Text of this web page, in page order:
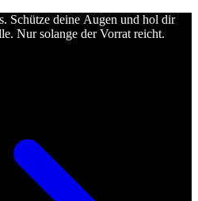
Schütze deine Augen und hol dir
Nur solange der Vorrat reicht.